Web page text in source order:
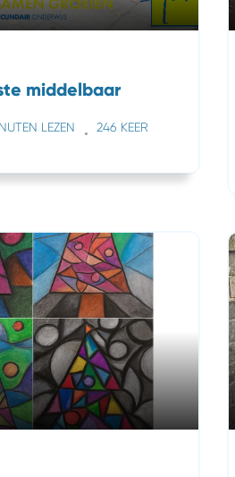
middelbaar
LEZEN
246 KEER